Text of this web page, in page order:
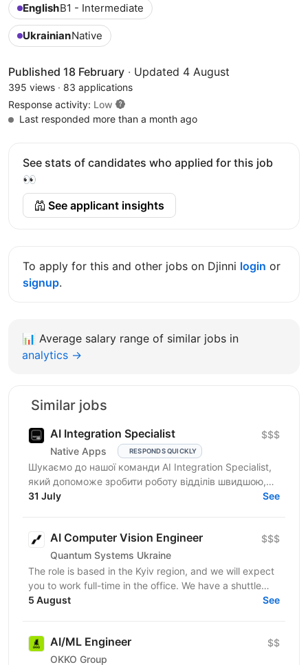
EnglishB1 - Intermediate
UkrainianNative
Published 18 February · Updated 4 August
395 views · 83 applications
Response activity: Low
Last responded more than a month ago
See stats of candidates who applied for this job
👀
See applicant insights
To apply for this and other jobs on Djinni login or
signup.
📊 Average salary range of similar jobs in
analytics →
Similar jobs
AI Integration Specialist
Native Apps RESPONDS QUICKLY
$$$
Шукаємо до нашої команди AI Integration Specialist,
який допоможе зробити роботу відділів швидшою,
простішою та ефективнішою за допомогою
31 July See
AI Computer Vision Engineer
Quantum Systems Ukraine
$$$
The role is based in the Kyiv region, and we will expect
you to work full-time in the office. We have a shuttle
service from the nearest metro station. ...
5 August See
AI/ML Engineer
OKKO Group
$$